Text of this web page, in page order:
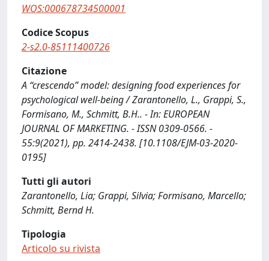
WOS:000678734500001
Codice Scopus
2-s2.0-85111400726
Citazione
A “crescendo” model: designing food experiences for
psychological well-being / Zarantonello, L., Grappi, S.,
Formisano, M., Schmitt, B.H.. - In: EUROPEAN
JOURNAL OF MARKETING. - ISSN 0309-0566. -
55:9(2021), pp. 2414-2438. [10.1108/EJM-03-2020-
0195]
Tutti gli autori
Zarantonello, Lia; Grappi, Silvia; Formisano, Marcello;
Schmitt, Bernd H.
Tipologia
Articolo su rivista